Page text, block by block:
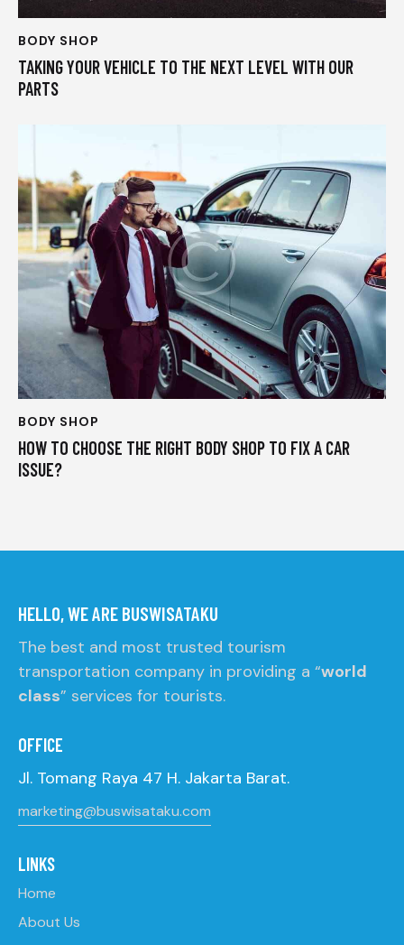
BODY SHOP
TAKING YOUR VEHICLE TO THE NEXT LEVEL WITH OUR
PARTS
BODY SHOP
HOW TO CHOOSE THE RIGHT BODY SHOP TO FIX A CAR
ISSUE?
HELLO, WE ARE BUSWISATAKU
The best and most trusted tourism
transportation company in providing a “world
class” services for tourists.
OFFICE
Jl. Tomang Raya 47 H. Jakarta Barat.
marketing@buswisataku.com
LINKS
Home
About Us